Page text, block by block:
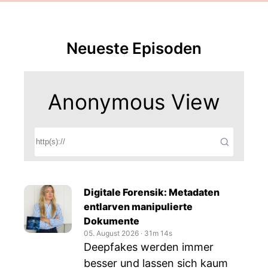
Neueste Episoden
Digitale Forensik: Metadaten
entlarven manipulierte
Dokumente
05. August 2026 ‧ 31m 14s
Deepfakes werden immer
besser und lassen sich kaum